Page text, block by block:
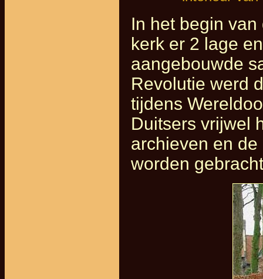
In het begin
kerk er 2 lage
aangebouwde
Revolutie werd
tijdens
Duitsers vrijwel
archieven en
worden